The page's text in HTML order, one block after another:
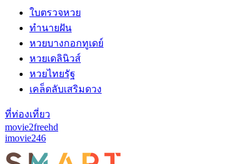
ใบตรวจหวย
ทำนายฝัน
หวยบางกอกทูเดย์
หวยเดลินิวส์
หวยไทยรัฐ
เคล็ดลับเสริมดวง
ที่ท่องเที่ยว
movie2freehd
imovie246